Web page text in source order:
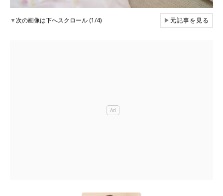
▼次の画像は下へスクロール (1/4) ▶元記事を見る